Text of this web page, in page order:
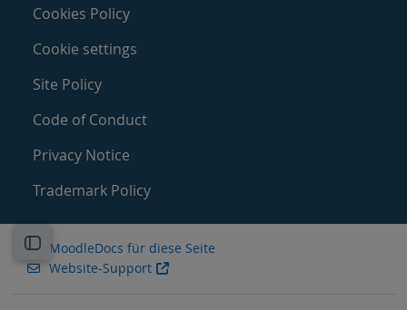
Kursindex öffnen
Cookies Policy
Cookie settings
Site Policy
Code of Conduct
Privacy Notice
Trademark Policy
MoodleDocs für diese Seite
Website-Support